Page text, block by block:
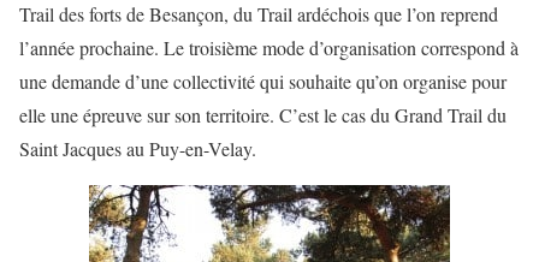
Trail des forts de Besançon, du Trail ardéchois que l’on reprend
l’année prochaine. Le troisième mode d’organisation correspond à
une demande d’une collectivité qui souhaite qu’on organise pour
elle une épreuve sur son territoire. C’est le cas du Grand Trail du
Saint Jacques au Puy-en-Velay.